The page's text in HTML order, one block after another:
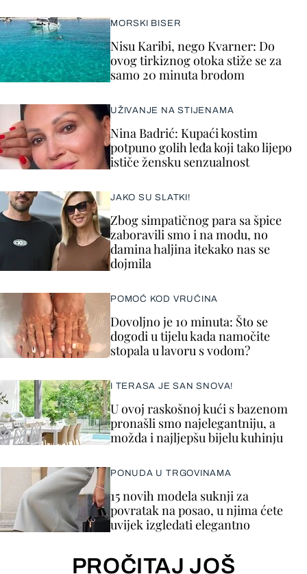
MORSKI BISER
Nisu Karibi, nego Kvarner: Do
ovog tirkiznog otoka stiže se za
samo 20 minuta brodom
UŽIVANJE NA STIJENAMA
Nina Badrić: Kupaći kostim
potpuno golih leđa koji tako lijepo
ističe žensku senzualnost
JAKO SU SLATKI!
Zbog simpatičnog para sa špice
zaboravili smo i na modu, no
damina haljina itekako nas se
dojmila
POMOĆ KOD VRUĆINA
Dovoljno je 10 minuta: Što se
dogodi u tijelu kada namočite
stopala u lavoru s vodom?
I TERASA JE SAN SNOVA!
U ovoj raskošnoj kući s bazenom
pronašli smo najelegantniju, a
možda i najljepšu bijelu kuhinju
PONUDA U TRGOVINAMA
15 novih modela suknji za
povratak na posao, u njima ćete
uvijek izgledati elegantno
PROČITAJ JOŠ